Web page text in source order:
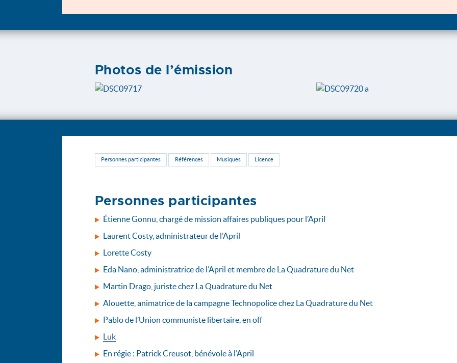
Photos de l’émission
Personnes participantes Références Musiques Licence
Personnes participantes
Étienne Gonnu, chargé de mission affaires publiques pour l’April
Laurent Costy, administrateur de l’April
Lorette Costy
Eda Nano, administratrice de l’April et membre de La Quadrature du Net
Martin Drago, juriste chez La Quadrature du Net
Alouette, animatrice de la campagne Technopolice chez La Quadrature du Net
Pablo de l’Union communiste libertaire, en off
Luk
En régie : Patrick Creusot, bénévole à l’April